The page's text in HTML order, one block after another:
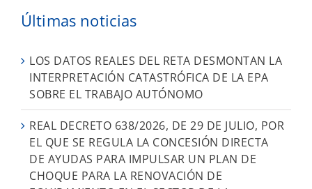
Últimas noticias
LOS DATOS REALES DEL RETA DESMONTAN LA
INTERPRETACIÓN CATASTRÓFICA DE LA EPA
SOBRE EL TRABAJO AUTÓNOMO
REAL DECRETO 638/2026, DE 29 DE JULIO, POR
EL QUE SE REGULA LA CONCESIÓN DIRECTA
DE AYUDAS PARA IMPULSAR UN PLAN DE
CHOQUE PARA LA RENOVACIÓN DE